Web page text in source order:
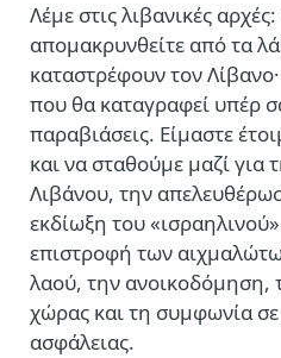
Λέμε στις λιβανικές
απομακρυνθείτε από τα
καταστρέφουν τον
που θα καταγραφεί υπέρ
παραβιάσεις. Είμαστε
και να σταθούμε μαζί για
Λιβάνου, την
εκδίωξη του
επιστροφή των
λαού, την ανοικοδόμηση,
χώρας και τη συμφωνία
ασφάλειας.